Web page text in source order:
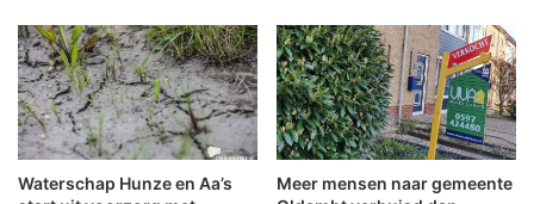
c
h
o
t
e
n
e
n
s
o
n
e
n
Waterschap Hunze en Aa’s
Meer mensen naar gemeente